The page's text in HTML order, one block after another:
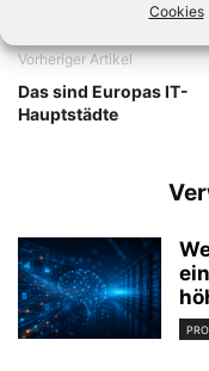
Cookies
Vorheriger Artikel
Das sind Europas IT-
Hauptstädte